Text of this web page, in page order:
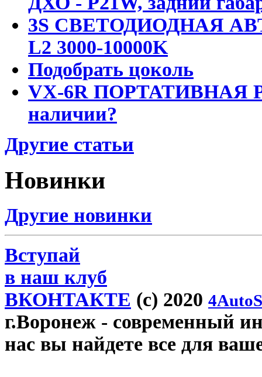
3S СВЕТОДИОДНАЯ
L2 3000-10000K
Подобрать цоколь
VX-6R ПОРТАТИВНАЯ
наличии?
Другие статьи
Новинки
Другие новинки
Вступай
в наш клуб
ВКОНТАКТЕ (c) 2020
г.Воронеж - современный
нас вы найдете все для